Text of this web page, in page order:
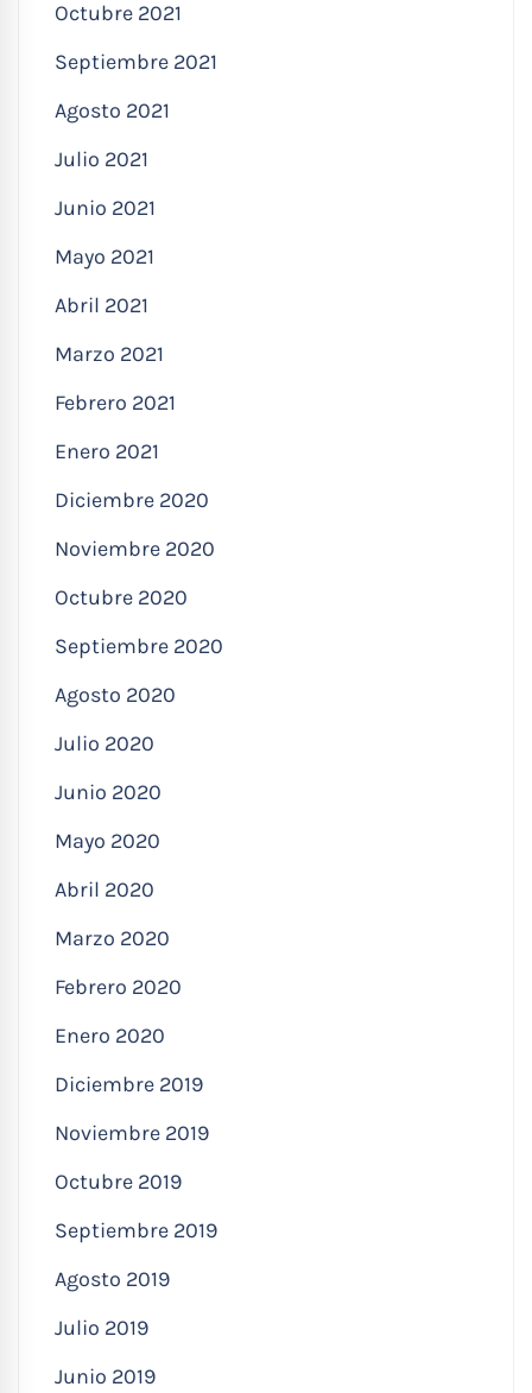
Octubre 2021
Septiembre 2021
Agosto 2021
Julio 2021
Junio 2021
Mayo 2021
Abril 2021
Marzo 2021
Febrero 2021
Enero 2021
Diciembre 2020
Noviembre 2020
Octubre 2020
Septiembre 2020
Agosto 2020
Julio 2020
Junio 2020
Mayo 2020
Abril 2020
Marzo 2020
Febrero 2020
Enero 2020
Diciembre 2019
Noviembre 2019
Octubre 2019
Septiembre 2019
Agosto 2019
Julio 2019
Junio 2019